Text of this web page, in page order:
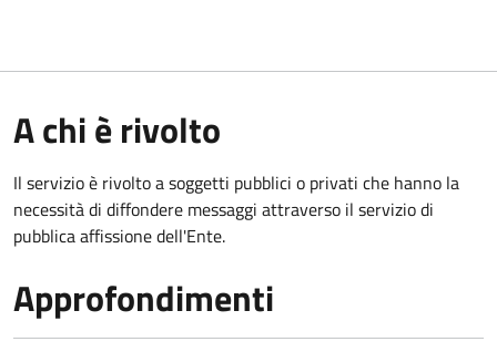
A chi è rivolto
Il servizio è rivolto a soggetti pubblici o privati che hanno la
necessità di diffondere messaggi attraverso il servizio di
pubblica affissione dell'Ente.
Approfondimenti